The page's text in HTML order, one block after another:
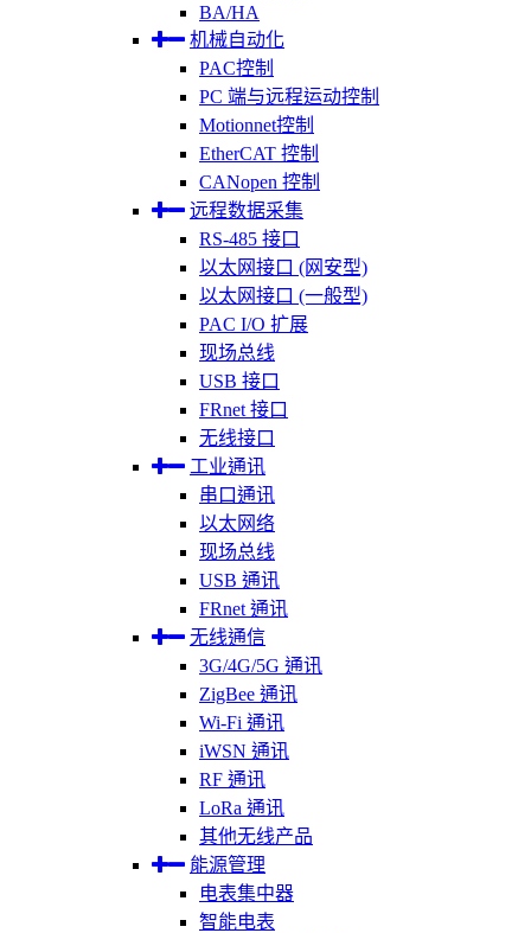
BA/HA
机械自动化
PAC控制
PC 端与远程运动控制
Motionnet控制
EtherCAT 控制
CANopen 控制
远程数据采集
RS-485 接口
以太网接口 (网安型)
以太网接口 (一般型)
PAC I/O 扩展
现场总线
USB 接口
FRnet 接口
无线接口
工业通讯
串口通讯
以太网络
现场总线
USB 通讯
FRnet 通讯
无线通信
3G/4G/5G 通讯
ZigBee 通讯
Wi-Fi 通讯
iWSN 通讯
RF 通讯
LoRa 通讯
其他无线产品
能源管理
电表集中器
智能电表